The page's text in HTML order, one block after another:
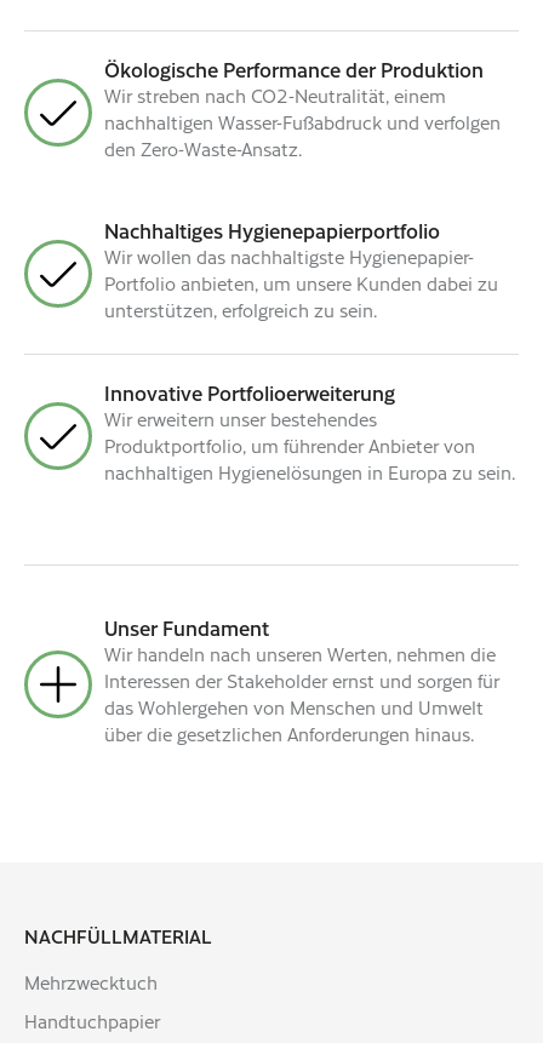
Ökologische Performance der Produktion
Wir streben nach CO2-Neutralität, einem
nachhaltigen Wasser-Fußabdruck und verfolgen
den Zero-Waste-Ansatz.
Nachhaltiges Hygienepapierportfolio
Wir wollen das nachhaltigste Hygienepapier-
Portfolio anbieten, um unsere Kunden dabei zu
unterstützen, erfolgreich zu sein.
Innovative Portfolioerweiterung
Wir erweitern unser bestehendes
Produktportfolio, um führender Anbieter von
nachhaltigen Hygienelösungen in Europa zu sein.
Unser Fundament
Wir handeln nach unseren Werten, nehmen die
Interessen der Stakeholder ernst und sorgen für
das Wohlergehen von Menschen und Umwelt
über die gesetzlichen Anforderungen hinaus.
NACHFÜLLMATERIAL
Mehrzwecktuch
Handtuchpapier